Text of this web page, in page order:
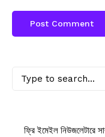
ফ্রি ইমেইল নিউজলেটারে